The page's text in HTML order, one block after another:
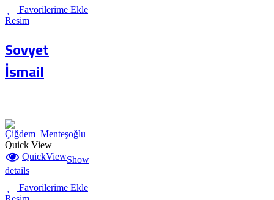
Favorilerime Ekle
Resim
Sovyet
İsmail
Quick View
QuickViewShow
details
Favorilerime Ekle